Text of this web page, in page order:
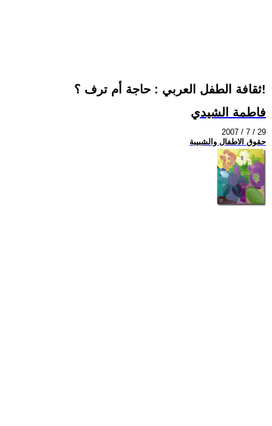
ثقافة الطفل العربي : حاجة أم ترف ؟!
فاطمة الشيدي
2007 / 7 / 29
حقوق الاطفال والشبيبة